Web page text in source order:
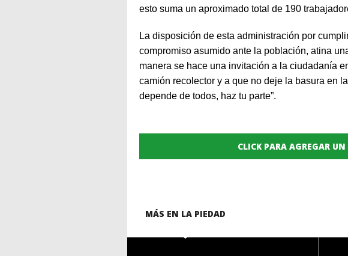
esto suma un aproximado total de 190
La disposición de esta administración por
compromiso asumido ante la población, atina
manera se hace una invitación a la ciudadanía
camión recolector y a que no deje la basura en
depende de todos, haz tu parte”.
CLICK PARA AGREGAR
MÁS EN LA PIEDAD